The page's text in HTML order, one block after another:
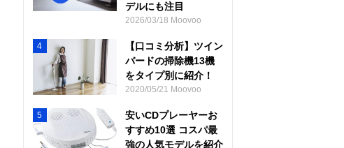
デルにも注目
2026/03/18 Moovoo
4
【口コミ分析】ツイン
バードの掃除機13機
をタイプ別に紹介！
2020/05/21 Moovoo
5
安いCDプレーヤーお
すすめ10選 コスパ最
強の人気モデルを紹介